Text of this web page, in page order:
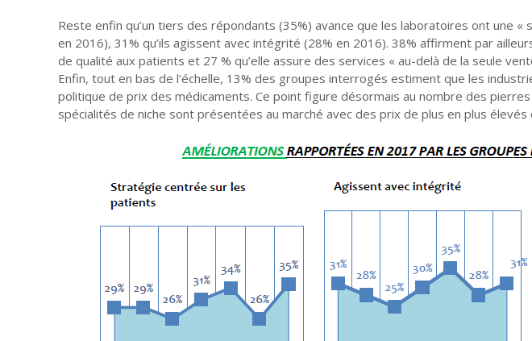
Reste enfin qu’un tiers des répondants (35%) avance que les laboratoires ont une
en 2016), 31% qu’ils agissent avec intégrité (28% en 2016). 38% affirment par
de qualité aux patients et 27 % qu’elle assure des services « au-delà de la seule
Enfin, tout en bas de l’échelle, 13% des groupes interrogés estiment que les
politique de prix des médicaments. Ce point figure désormais au nombre des
spécialités de niche sont présentées au marché avec des prix de plus en plus